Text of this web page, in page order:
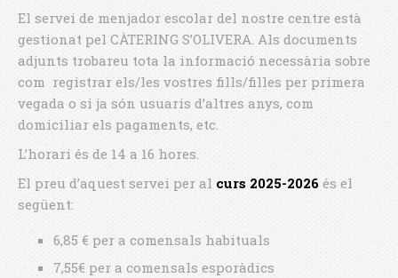
El servei de menjador escolar del nostre centre està
gestionat pel CÀTERING S’OLIVERA. Als documents
adjunts trobareu tota la informació necessària sobre
com registrar els/les vostres fills/filles per primera
vegada o si ja són usuaris d’altres anys, com
domiciliar els pagaments, etc.
L’horari és de 14 a 16 hores.
El preu d’aquest servei per al curs 2025-2026 és el
següent:
6,85 € per a comensals habituals
7,55€ per a comensals esporàdics